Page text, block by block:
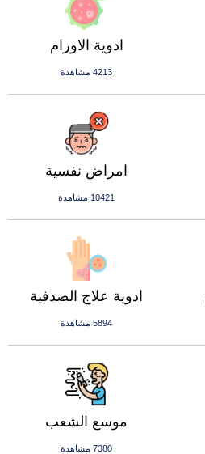
ادوية الاورام
4213 مشاهدة
امراض نفسية
10421 مشاهدة
ادوية علاج الصدفية
5894 مشاهدة
موسع الشعب
7380 مشاهدة